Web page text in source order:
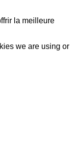
la meilleure
we are using or